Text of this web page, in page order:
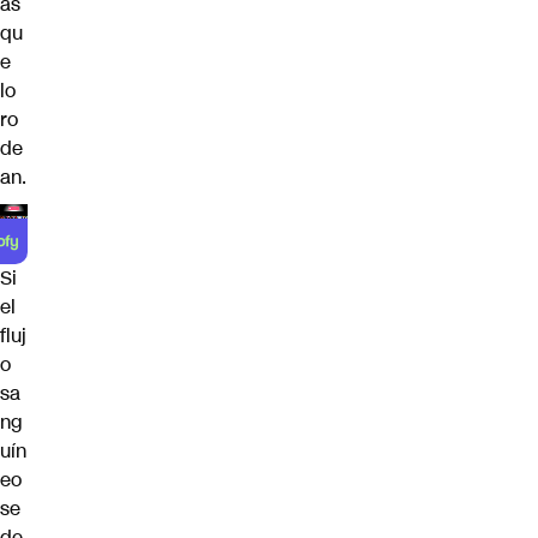
qu
e
lo
ro
de
an.
Si
el
fluj
o
sa
ng
uín
eo
se